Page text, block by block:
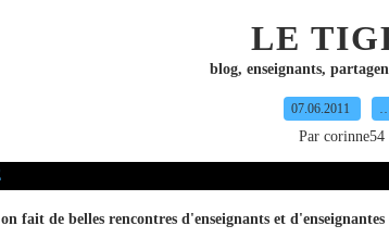
LE
blog, enseignants,
07.06.2011
Par corinne54
on fait de belles rencontres d'enseignants et